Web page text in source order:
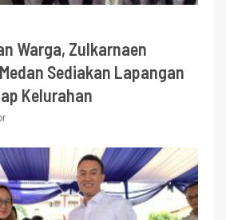
Warga, Zulkarnaen
Sediakan Lapangan
Kelurahan